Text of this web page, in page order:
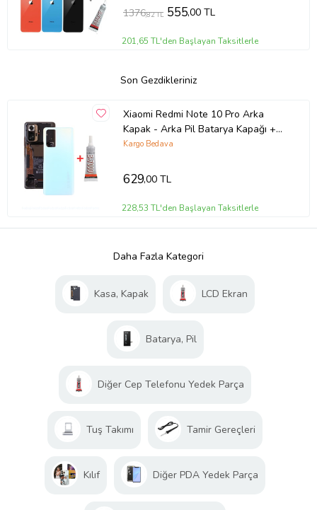
1376,82 TL 555,00 TL
201,65 TL'den Başlayan Taksitlerle
Son Gezdikleriniz
Xiaomi Redmi Note 10 Pro Arka
Kapak - Arka Pil Batarya Kapağı +
B7000 Yapıştırcı - M2101K6G
Kargo Bedava
629,00 TL
228,53 TL'den Başlayan Taksitlerle
Daha Fazla Kategori
Kasa, Kapak LCD Ekran
Batarya, Pil
Diğer Cep Telefonu Yedek Parça
Tuş Takımı Tamir Gereçleri
Kılıf Diğer PDA Yedek Parça